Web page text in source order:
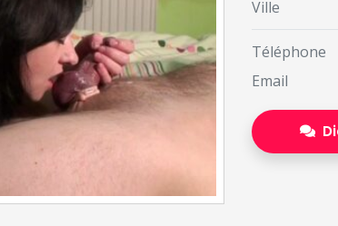
Ville
Téléphone
Email